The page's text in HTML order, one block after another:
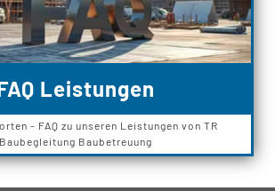
Leistungen
- FAQ zu unseren Leistungen von TR
Baubegleitung Baubetreuung